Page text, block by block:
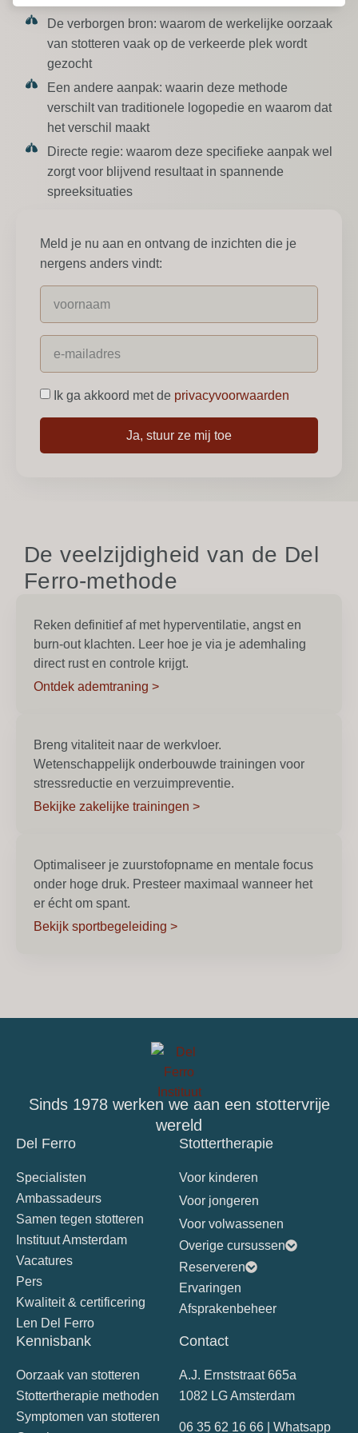
De verborgen bron: waarom de werkelijke oorzaak
van stotteren vaak op de verkeerde plek wordt
gezocht
Een andere aanpak: waarin deze methode
verschilt van traditionele logopedie en waarom dat
het verschil maakt
Directe regie: waarom deze specifieke aanpak wel
zorgt voor blijvend resultaat in spannende
spreeksituaties
Meld je nu aan en ontvang de inzichten die je
nergens anders vindt:
Ik ga akkoord met de privacyvoorwaarden
Ja, stuur ze mij toe
De veelzijdigheid van de Del
Ferro-methode
Reken definitief af met hyperventilatie, angst en
burn-out klachten. Leer hoe je via je ademhaling
direct rust en controle krijgt.
Ontdek ademtraning >
Breng vitaliteit naar de werkvloer.
Wetenschappelijk onderbouwde trainingen voor
stressreductie en verzuimpreventie.
Bekijke zakelijke trainingen >
Optimaliseer je zuurstofopname en mentale focus
onder hoge druk. Presteer maximaal wanneer het
er écht om spant.
Bekijk sportbegeleiding >
Sinds 1978 werken we aan een stottervrije
wereld
Del Ferro
Specialisten
Ambassadeurs
Samen tegen stotteren
Instituut Amsterdam
Vacatures
Pers
Kwaliteit & certificering
Len Del Ferro
Stottertherapie
Voor kinderen
Voor jongeren
Voor volwassenen
Overige cursussen
Reserveren
Ervaringen
Afsprakenbeheer
Kennisbank
Oorzaak van stotteren
Stottertherapie methoden
Symptomen van stotteren
Contact
A.J. Ernststraat 665a
1082 LG Amsterdam
06 35 62 16 66 | Whatsapp